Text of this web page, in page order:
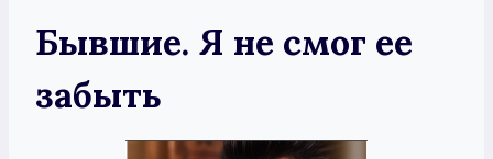
Бывшие. Я не смог ее
забыть